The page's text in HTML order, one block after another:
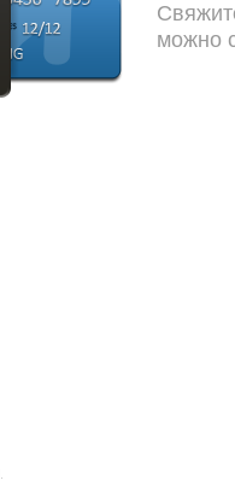
можно